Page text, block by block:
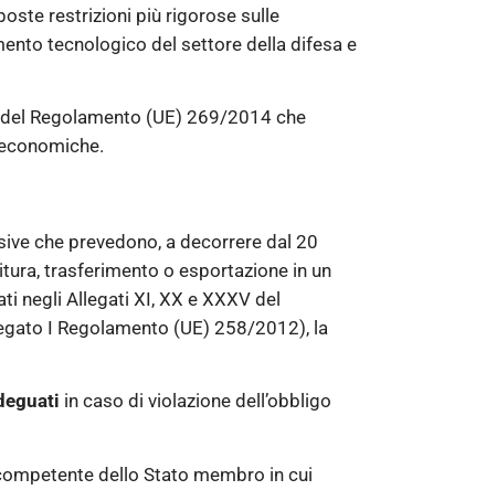
restrizioni più rigorose sulle
tecnologico del settore della difesa e
del Regolamento (UE) 269/2014 che
che prevedono, a decorrere dal 20
trasferimento o esportazione in un
negli Allegati XI, XX e XXXV del
I Regolamento (UE) 258/2012), la
in caso di violazione dell’obbligo
dello Stato membro in cui